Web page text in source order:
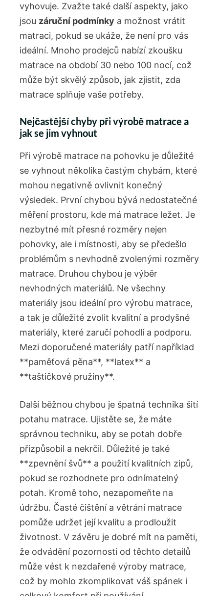
vyhovuje. Zvažte také další aspekty, jako
jsou záruční podmínky a možnost vrátit
matraci, pokud se ukáže, že není pro vás
ideální. Mnoho prodejců nabízí zkoušku
matrace na období 30 nebo 100 nocí, což
může být skvělý způsob, jak zjistit, zda
matrace splňuje vaše potřeby.
Nejčastější chyby při výrobě matrace a
jak se jim vyhnout
Při výrobě matrace na pohovku je důležité
se vyhnout několika častým chybám, které
mohou negativně ovlivnit konečný
výsledek. První chybou bývá nedostatečné
měření prostoru, kde má matrace ležet. Je
nezbytné mít přesné rozměry nejen
pohovky, ale i místnosti, aby se předešlo
problémům s nevhodně zvolenými rozměry
matrace. Druhou chybou je výběr
nevhodných materiálů. Ne všechny
materiály jsou ideální pro výrobu matrace,
a tak je důležité zvolit kvalitní a prodyšné
materiály, které zaručí pohodlí a podporu.
Mezi doporučené materiály patří například
**paměťová pěna**, **latex** a
**taštičkové pružiny**.
Další běžnou chybou je špatná technika šití
potahu matrace. Ujistěte se, že máte
správnou techniku, aby se potah dobře
přizpůsobil a nekrčil. Důležité je také
**zpevnění švů** a použití kvalitních zipů,
pokud se rozhodnete pro odnímatelný
potah. Kromě toho, nezapomeňte na
údržbu. Časté čištění a větrání matrace
pomůže udržet její kvalitu a prodloužit
životnost. V závěru je dobré mít na paměti,
že odvádění pozornosti od těchto detailů
může vést k nezdařené výroby matrace,
což by mohlo zkomplikovat váš spánek i